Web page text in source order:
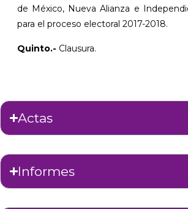
de México, Nueva Alianza e
para el proceso electoral 2017-2018.
Quinto.- Clausura.
Actas
Informes